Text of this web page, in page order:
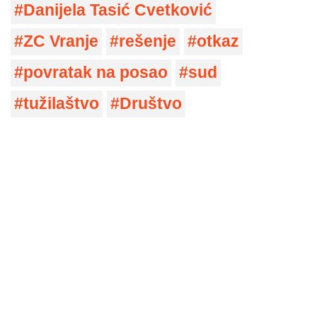
Danijela Tasić Cvetković
ZC Vranje
rešenje
otkaz
povratak na posao
sud
tužilaštvo
Društvo